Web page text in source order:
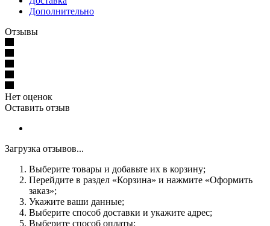
Дополнительно
Отзывы
Нет оценок
Оставить отзыв
Загрузка отзывов...
Выберите товары и добавьте их в корзину;
Перейдите в раздел «Корзина» и нажмите «Оформить
заказ»;
Укажите ваши данные;
Выберите способ доставки и укажите адрес;
Выберите способ оплаты;